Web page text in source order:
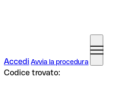
Accedi Avvia la procedura
Codice trovato: